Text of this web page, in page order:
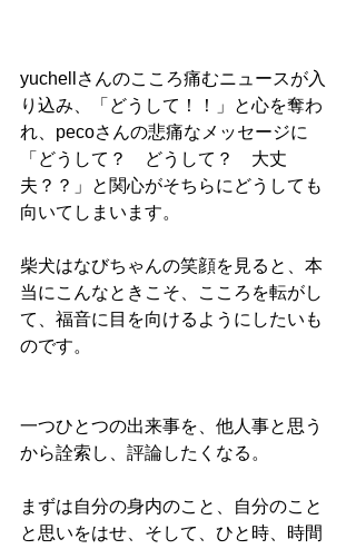
yuchellさんのこころ痛むニュースが入
り込み、「どうして！！」と心を奪わ
れ、pecoさんの悲痛なメッセージに
「どうして？　どうして？　大丈
夫？？」と関心がそちらにどうしても
向いてしまいます。
柴犬はなびちゃんの笑顔を見ると、本
当にこんなときこそ、こころを転がし
て、福音に目を向けるようにしたいも
のです。
一つひとつの出来事を、他人事と思う
から詮索し、評論したくなる。
まずは自分の身内のこと、自分のこと
と思いをはせ、そして、ひと時、時間